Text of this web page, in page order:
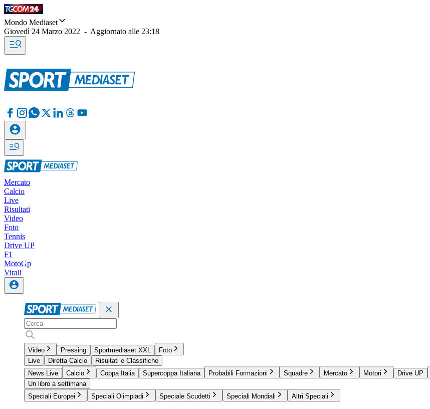
Mondo Mediaset
Giovedì 24 Marzo 2022 - Aggiornato alle 23:18
Mercato
Calcio
Live
Risultati
Video
Foto
Tennis
Drive UP
F1
MotoGp
Virali
Video Pressing Sportmediaset XXL
Foto
Live
Diretta Calcio
Risultati e Classifiche
News Live
Calcio Coppa Italia Supercoppa Italiana Probabili Formazioni Squadre Mercato Motori Drive UP
Un libro a settimana
Speciali Europei
Speciali Olimpiadi Speciale Scudetti Speciali Mondiali Altri Speciali